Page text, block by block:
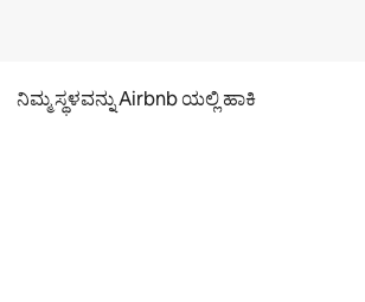
ನಿಮ್ಮ ಸ್ಥಳವನ್ನು Airbnb ಯಲ್ಲಿ ಹಾಕಿ